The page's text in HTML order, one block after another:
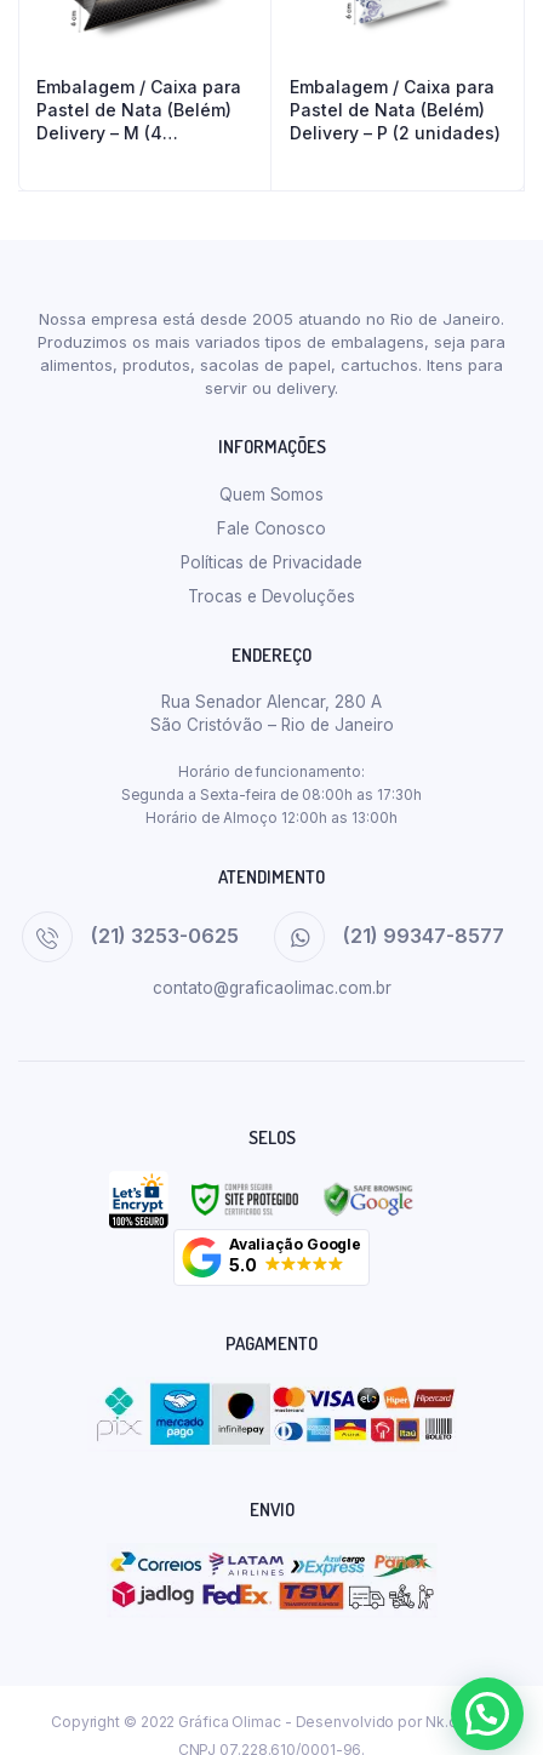
Embalagem / Caixa para
Pastel de Nata (Belém)
Delivery – M (4
Embalagem / Caixa para
Pastel de Nata (Belém)
Delivery – P (2 unidades)
Nossa empresa está desde 2005 atuando no Rio de Janeiro.
Produzimos os mais variados tipos de embalagens, seja para
alimentos, produtos, sacolas de papel, cartuchos. Itens para
servir ou delivery.
INFORMAÇÕES
Quem Somos
Fale Conosco
Políticas de Privacidade
Trocas e Devoluções
ENDEREÇO
Rua Senador Alencar, 280 A
São Cristóvão – Rio de Janeiro
Horário de funcionamento:
Segunda a Sexta-feira de 08:00h as 17:30h
Horário de Almoço 12:00h as 13:00h
ATENDIMENTO
(21) 3253-0625 (21) 99347-8577
contato@graficaolimac.com.br
SELOS
Avaliação Google
5.0
PAGAMENTO
ENVIO
Copyright © 2022 Gráfica Olimac - Desenvolvido por Nk.dev.br
CNPJ 07.228.610/0001-96.